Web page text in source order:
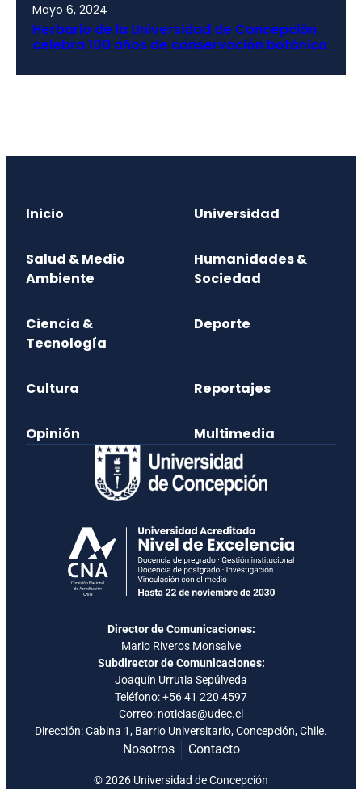
Mayo 6, 2024
Herbario de la Universidad de Concepción
celebra 100 años de conservación botánica
Inicio Universidad
Salud & Medio
Ambiente
Humanidades &
Sociedad
Ciencia &
Tecnología
Deporte
Cultura Reportajes
Opinión Multimedia
Director de Comunicaciones:
Mario Riveros Monsalve
Subdirector de Comunicaciones:
Joaquín Urrutia Sepúlveda
Teléfono:+56 41 220 4597
Correo: noticias@udec.cl
Dirección: Cabina 1, Barrio Universitario, Concepción, Chile.
Nosotros Contacto
© 2026 Universidad de Concepción